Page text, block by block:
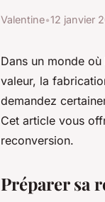
Valentine•12 janvier
Dans un monde
valeur, la
demandez
Cet article vous
reconversion.
Préparer sa